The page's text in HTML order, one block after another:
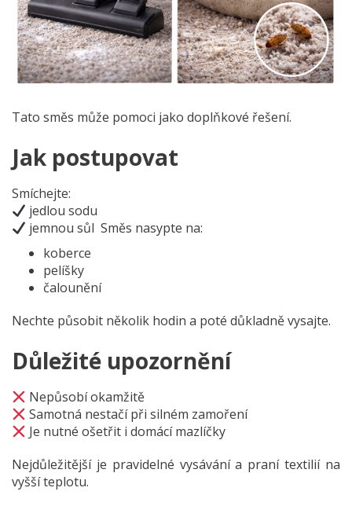
Tato směs může pomoci jako doplňkové řešení.
Jak postupovat
Smíchejte:
jedlou sodu
jemnou sůl Směs nasypte na:
koberce
pelíšky
čalounění
Nechte působit několik hodin a poté důkladně vysajte.
Důležité upozornění
Nepůsobí okamžitě
Samotná nestačí při silném zamoření
Je nutné ošetřit i domácí mazlíčky
Nejdůležitější je pravidelné vysávání a praní textilií na
vyšší teplotu.